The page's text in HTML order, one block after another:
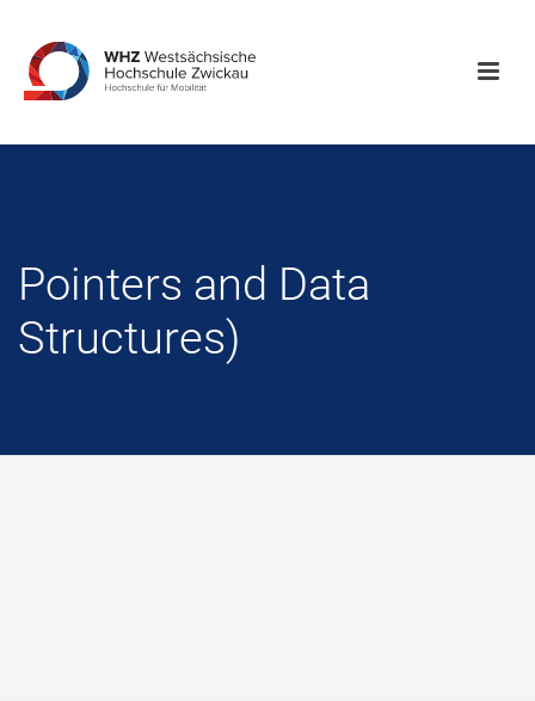
Pointers and Data
Structures)